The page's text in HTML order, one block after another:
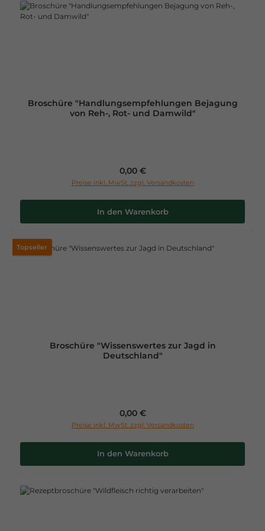
Broschüre "Handlungsempfehlungen Bejagung
von Reh-, Rot- und Damwild"
Regulärer Preis:
0,00 €
Preise inkl. MwSt. zzgl. Versandkosten
In den Warenkorb
Topseller
Broschüre "Wissenswertes zur Jagd in
Deutschland"
Regulärer Preis:
0,00 €
Preise inkl. MwSt. zzgl. Versandkosten
In den Warenkorb